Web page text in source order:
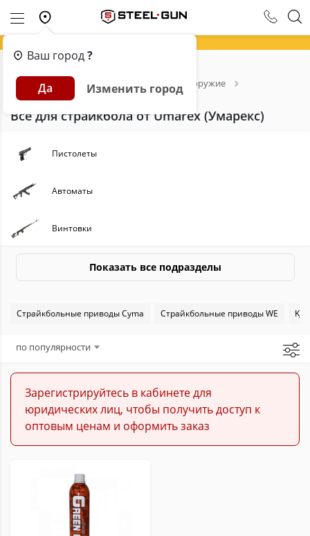
Ваш город?
Да Изменить город
Главная Каталог
Страйкбольное оружие
Umarex (Умарекс)
Всё для страйкбола от Umarex (Умарекс)
Пистолеты
Автоматы
Винтовки
Пулеметы
Расходники для страйкбола
Показать все подразделы
Страйкбольные приводы Cyma Страйкбольные приводы WE KJW
по популярности
Зарегистрируйтесь в кабинете для
юридических лиц, чтобы получить доступ к
оптовым ценам и оформить заказ